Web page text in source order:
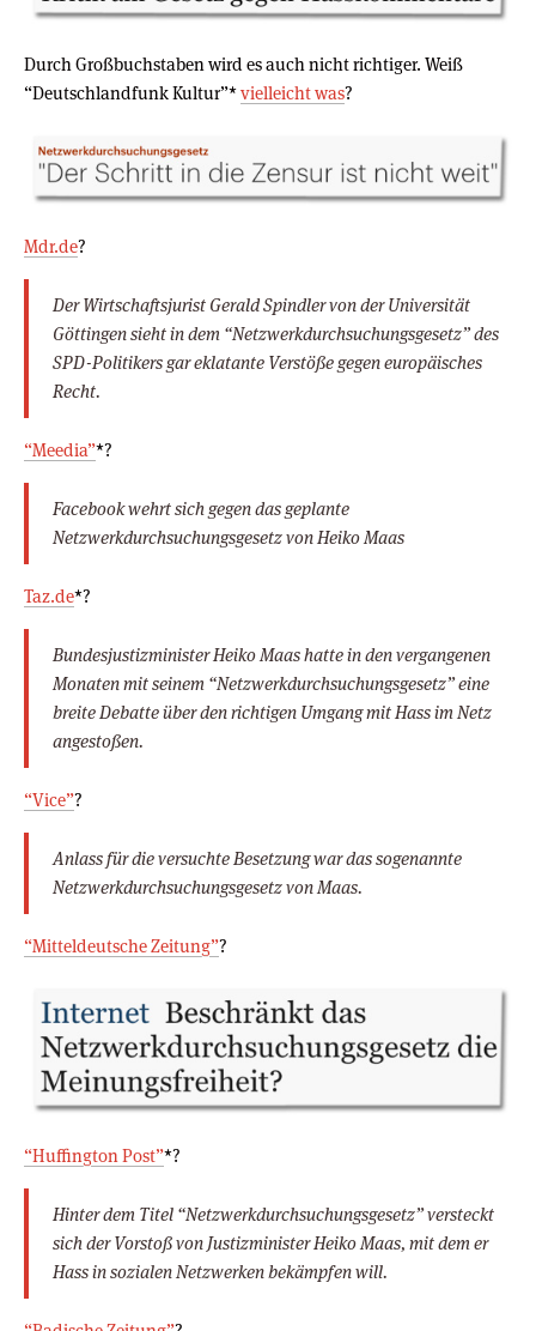
Durch Großbuchstaben wird es auch nicht richtiger. Weiß
“Deutschlandfunk Kultur”*vielleicht was?
Mdr.de?
Der Wirtschaftsjurist Gerald Spindler von der Universität
Göttingen sieht in dem “Netzwerkdurchsuchungsgesetz” des
SPD-Politikers gar eklatante Verstöße gegen europäisches
Recht.
“Meedia”*?
Facebook wehrt sich gegen das geplante
Netzwerkdurchsuchungsgesetz von Heiko Maas
Taz.de*?
Bundesjustizminister Heiko Maas hatte in den vergangenen
Monaten mit seinem “Netzwerkdurchsuchungsgesetz” eine
breite Debatte über den richtigen Umgang mit Hass im Netz
angestoßen.
“Vice”?
Anlass für die versuchte Besetzung war das sogenannte
Netzwerkdurchsuchungsgesetz von Maas.
“Mitteldeutsche Zeitung”?
“Huffington Post”*?
Hinter dem Titel “Netzwerkdurchsuchungsgesetz” versteckt
sich der Vorstoß von Justizminister Heiko Maas, mit dem er
Hass in sozialen Netzwerken bekämpfen will.